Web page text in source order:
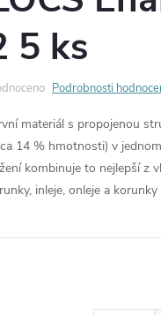
5 ks
Podrobnosti
materiál s propojenou
14 % hmotnosti) v jednom
kombinuje to nejlepší z
inleje, onleje a